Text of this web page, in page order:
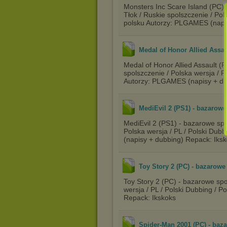
Monsters Inc Scare Island (PC)
Tłok / Ruskie spolszczenie /
polsku Autorzy: PLGAMES
Medal of Honor Allied
Medal of Honor Allied Assault
spolszczenie / Polska wersja /
Autorzy: PLGAMES (napisy +
MediEvil 2 (PS1) -
MediEvil 2 (PS1) - bazarowe
Polska wersja / PL / Polski
(napisy + dubbing) Repack:
Toy Story 2 (PC) -
Toy Story 2 (PC) - bazarowe
wersja / PL / Polski Dubbing /
Repack: Ikskoks
Spider-Man 2001 (PC) -